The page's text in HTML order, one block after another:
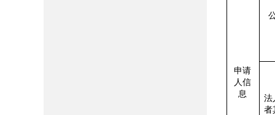
申请
人信
息
法
者